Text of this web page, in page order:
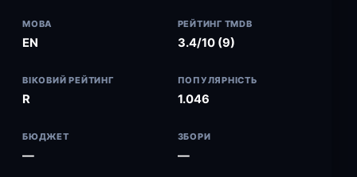
МОВА
EN
РЕЙТИНГ TMDB
3.4/10 (9)
ВІКОВИЙ РЕЙТИНГ
R
ПОПУЛЯРНІСТЬ
1.046
БЮДЖЕТ
—
ЗБОРИ
—